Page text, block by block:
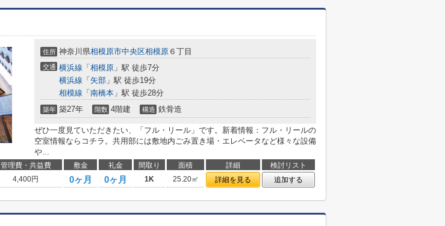
住所 神奈川県相模原市中央区相模原 ６丁目
交通 横浜線 「 相模原 」駅 徒歩7分
横浜線 「 矢部 」駅 徒歩19分
相模線 「 南橋本 」駅 徒歩28分
築年 築27年 階数 4階建 構造 鉄骨造
ぜひ一度見ていただきたい、「フル・リール」です。新着情報：フル・リールの
空室情報ならコチラ。共用部には敷地内ごみ置き場・エレベータなど様々な設備
や...
管理費・共益費 敷金 礼金 間取り 面積 詳細
検討リスト
4,400円 0ヶ月 0ヶ月 1K 25.20㎡ 詳細を見る 追加する